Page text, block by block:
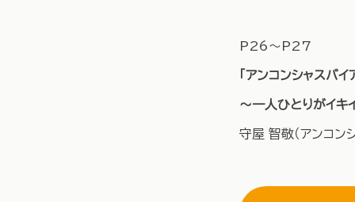
P26～P27
「アンコンシャスバ
～一人ひとりがイキ
守屋 智敬（アンコン